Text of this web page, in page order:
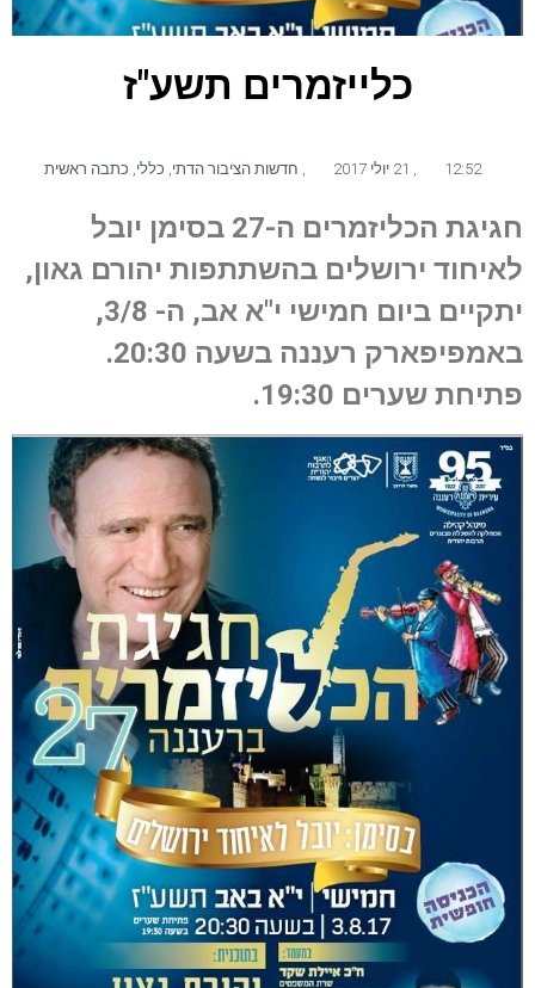
כלייזמרים תשע"ז
12:52 חדשות הציבור הדתי כללי כתבה ראשית
חגיגת הכליזמרים ה-27 בסימן יובל
לאיחוד ירושלים בהשתתפות יהורם גאון,
יתקיים ביום חמישי י"א אב, ה- 3/8,
באמפיפארק רעננה בשעה 20:30.
פתיחת שערים 19:30.